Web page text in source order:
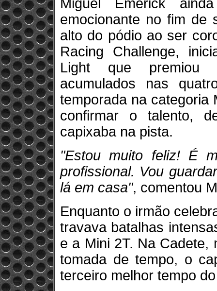
Miguel Emerick
emocionante no fim de
alto do pódio ao ser
Racing Challenge,
Light que premiou
acumulados nas
temporada na categoria
confirmar o talento,
capixaba na pista.
"Estou muito feliz! É
profissional. Vou
lá em casa", comentou
Enquanto o irmão
travava batalhas
e a Mini 2T. Na Cadete,
tomada de tempo, o
terceiro melhor tempo